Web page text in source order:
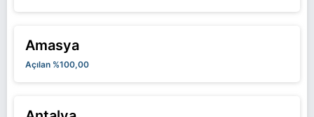
Amasya
Açılan %100,00